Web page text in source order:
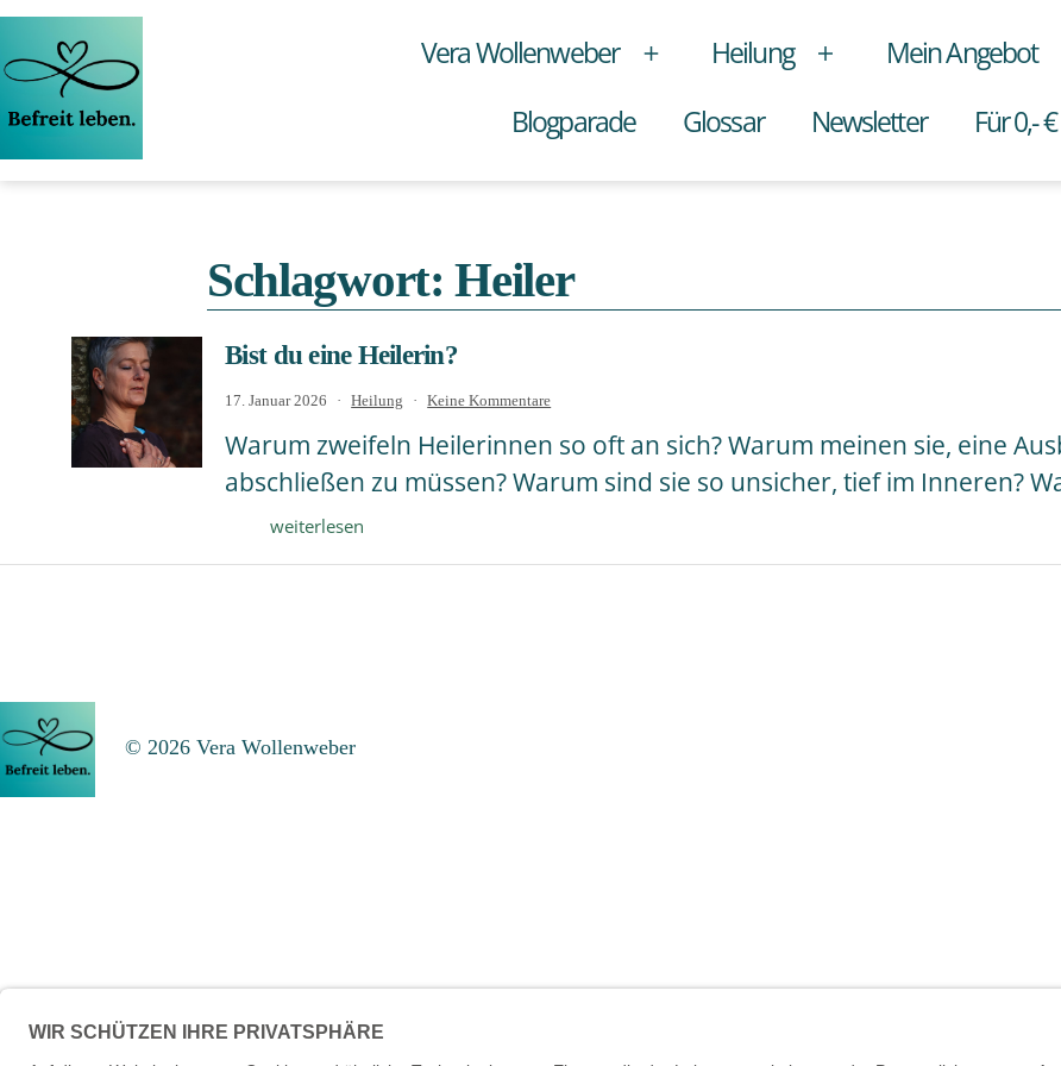
Zum
Inhalt
springen
Vera
Vera Wollenweber
Menü
öffnen
Heilung
Menü
öffnen
Mein Angebot
Blogparade
Glossar Newsletter Für 0,- €
Schlagwort: Heiler
Bist du eine Heilerin?
Warum zweifeln Heilerinnen so oft an sich? Warum meinen sie, eine
abschließen zu müssen? Warum sind sie so unsicher, tief im Inneren?
Bist
du
eine
weiterlesen
Veröffentlicht
17. Januar 2026
Kategorisiert
Heilung Keine Kommentarezu
du
eine
Heilerin?
© 2026 Vera Wollenweber